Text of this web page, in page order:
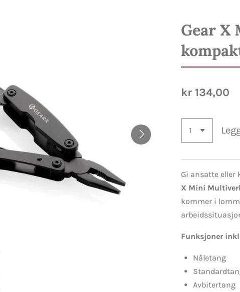
Gear
kr 134,00
Gi ansatte eller
X Mini
kommer i
Funksjoner
Nåletang
Avbitertang